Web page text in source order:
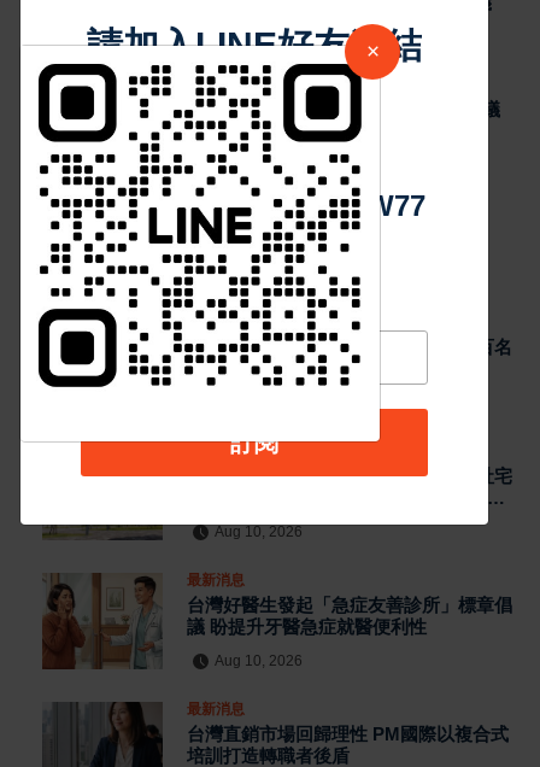
40 Aug 10, 2026
最新消息
台灣好醫生發起「急症友善診所」標章倡議
盼提升牙醫急症就醫便利性
48 Aug 10, 2026
熱門新聞
最新消息
無人機足球暑期體驗營登場！台南逾百名
學生空中攻防 培養AI科技實作力
最新消息
社會住宅政策引爭議 盧秀燕指中央社宅
13萬戶縮至3萬戶、籲維持原計畫落實居
Aug 10, 2026
最新消息
台灣好醫生發起「急症友善診所」標章倡
議 盼提升牙醫急症就醫便利性
Aug 10, 2026
最新消息
台灣直銷市場回歸理性 PM國際以複合式
培訓打造轉職者後盾
請加入LINE好友連結
中 華 超 傳 媒
Https://reurl.cc/adqW77
訂閱
×